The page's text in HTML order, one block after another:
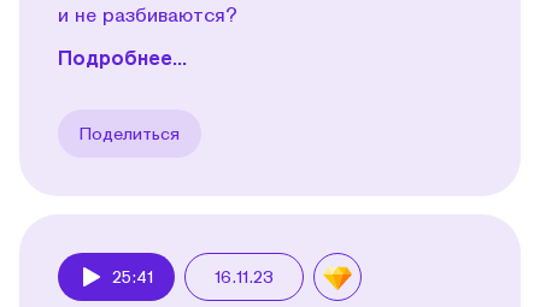
и не разбиваются?
Подробнее...
Поделиться
25:41 16.11.23